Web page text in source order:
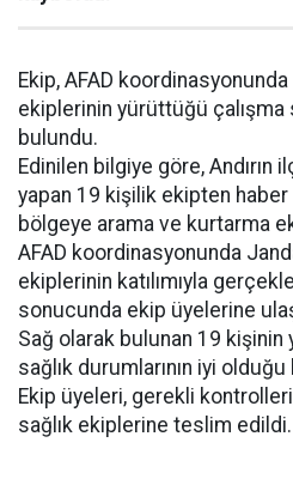
Ekip, AFAD
ekiplerinin yürüttüğü
bulundu.
Edinilen bilgiye göre, Andırın
yapan 19 kişilik ekipten haber
bölgeye arama ve kurtarma
AFAD koordinasyonunda
ekiplerinin katılımıyla
sonucunda ekip üyelerine
Sağ olarak bulunan 19 kişinin
sağlık durumlarının iyi
Ekip üyeleri, gerekli
sağlık ekiplerine teslim edildi.